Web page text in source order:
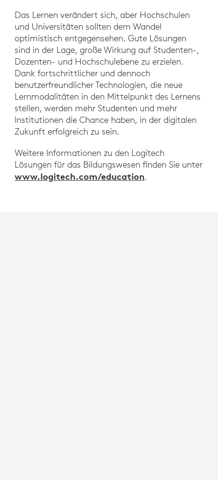
Das Lernen verändert sich, aber Hochschulen
und Universitäten sollten dem Wandel
optimistisch entgegensehen. Gute Lösungen
sind in der Lage, große Wirkung auf Studenten-,
Dozenten- und Hochschulebene zu erzielen.
Dank fortschrittlicher und dennoch
benutzerfreundlicher Technologien, die neue
Lernmodalitäten in den Mittelpunkt des Lernens
stellen, werden mehr Studenten und mehr
Institutionen die Chance haben, in der digitalen
Zukunft erfolgreich zu sein.
Weitere Informationen zu den Logitech
Lösungen für das Bildungswesen finden Sie unter
www.logitech.com/education.